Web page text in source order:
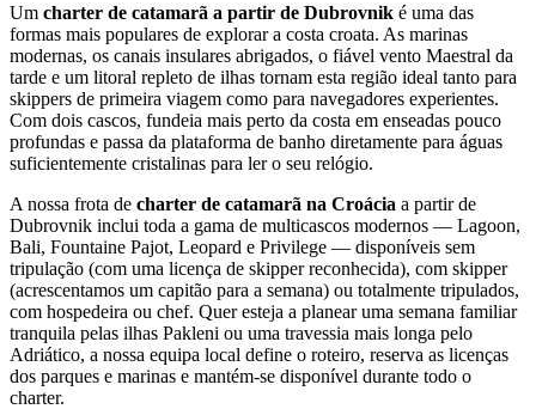
Um charter de catamarã a partir de Dubrovnik é uma das
formas mais populares de explorar a costa croata. As marinas
modernas, os canais insulares abrigados, o fiável vento Maestral da
tarde e um litoral repleto de ilhas tornam esta região ideal tanto para
skippers de primeira viagem como para navegadores experientes.
Com dois cascos, fundeia mais perto da costa em enseadas pouco
profundas e passa da plataforma de banho diretamente para águas
suficientemente cristalinas para ler o seu relógio.
A nossa frota de charter de catamarã na Croácia a partir de
Dubrovnik inclui toda a gama de multicascos modernos — Lagoon,
Bali, Fountaine Pajot, Leopard e Privilege — disponíveis sem
tripulação (com uma licença de skipper reconhecida), com skipper
(acrescentamos um capitão para a semana) ou totalmente tripulados,
com hospedeira ou chef. Quer esteja a planear uma semana familiar
tranquila pelas ilhas Pakleni ou uma travessia mais longa pelo
Adriático, a nossa equipa local define o roteiro, reserva as licenças
dos parques e marinas e mantém-se disponível durante todo o
charter.